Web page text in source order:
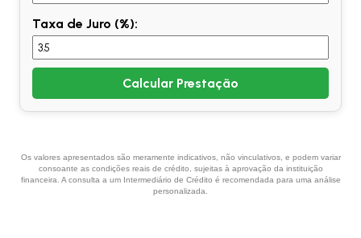
Taxa de Juro (%):
Calcular Prestação
Os valores apresentados são meramente indicativos, não vinculativos, e podem variar
consoante as condições reais de crédito, sujeitas à aprovação da instituição
financeira. A consulta a um Intermediário de Crédito é recomendada para uma análise
personalizada.